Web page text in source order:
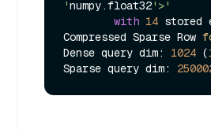
'numpy.float32'>'
with 14 stored
Compressed Sparse Row
Dense query dim: 1024 (
Sparse query dim: